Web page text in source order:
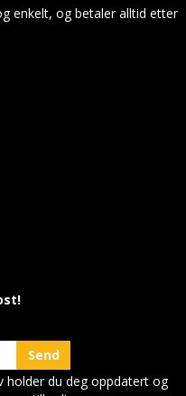
enkelt, og betaler alltid etter
holder du deg oppdatert og